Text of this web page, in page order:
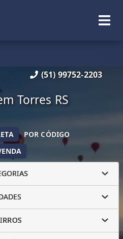
(51) 99752-2203
Torres RS
POR CÓDIGO